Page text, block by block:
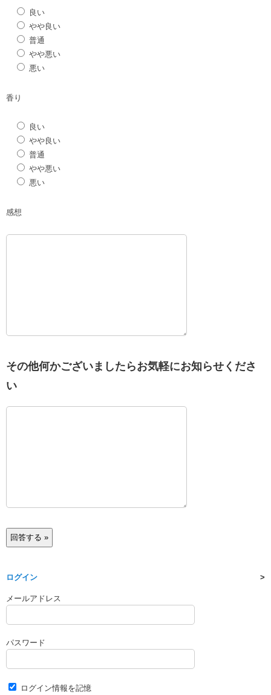
良い
やや良い
普通
やや悪い
悪い
香り
良い
やや良い
普通
やや悪い
悪い
感想
その他何かございましたらお気軽にお知らせくださ
い
ログイン
メールアドレス
パスワード
ログイン情報を記憶